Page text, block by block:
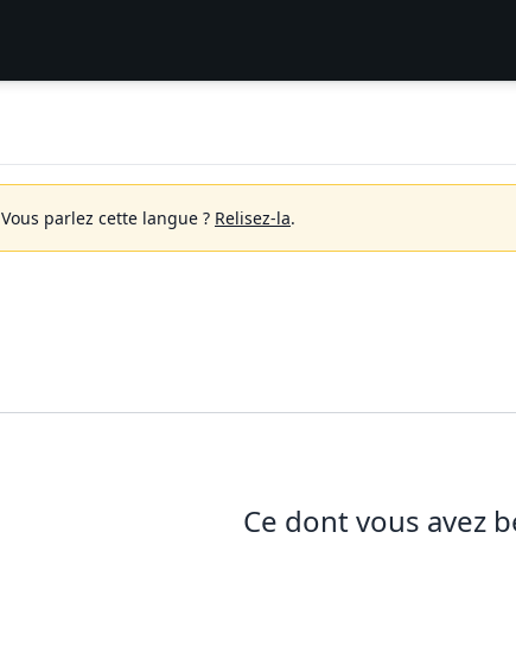
Vous parlez cette langue ? Relisez-la.
Ce dont vous avez